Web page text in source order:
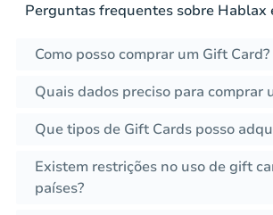
Perguntas frequentes sobre Hablax
Como posso comprar um Gift Card?
Quais dados preciso para comprar
Que tipos de Gift Cards posso
Existem restrições no uso de gift
países?